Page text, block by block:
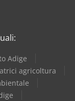
Adige
agricoltura